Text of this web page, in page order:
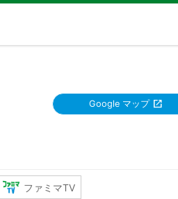
Google マップ
ファミマTV